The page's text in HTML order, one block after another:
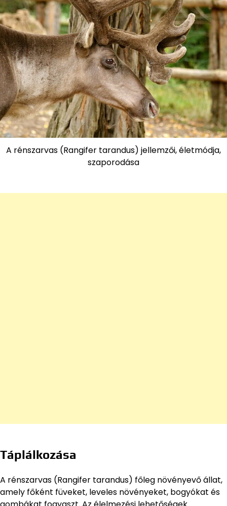
A rénszarvas (Rangifer tarandus) jellemzői, életmódja,
szaporodása
Táplálkozása
A rénszarvas (Rangifer tarandus) főleg növényevő állat,
amely főként füveket, leveles növényeket, bogyókat és